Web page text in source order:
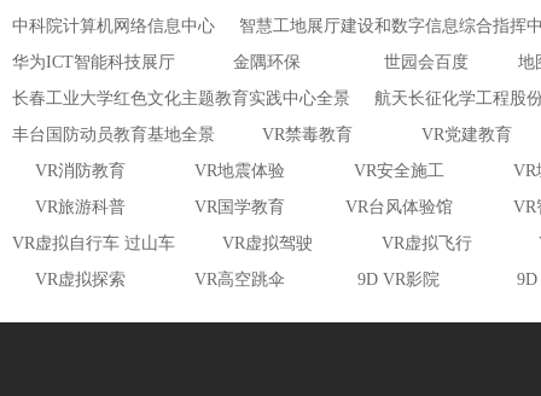
中科院计算机网络信息中心
智慧工地展厅建设和数字信息综合指挥
华为ICT智能科技展厅
金隅环保 世园会百度
地
长春工业大学红色文化主题教育实践中心全景
航天长征化学工程股
丰台国防动员教育基地全景
VR禁毒教育
VR党建教育
VR消防教育
VR地震体验 VR安全施工
VR
VR旅游科普
VR国学教育 VR台风体验馆
VR
VR虚拟自行车 过山车
VR虚拟驾驶 VR虚拟飞行
VR虚拟探索
VR高空跳伞 9D VR影院